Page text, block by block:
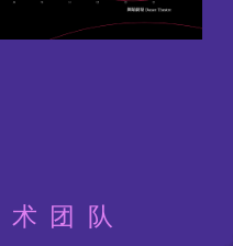
团队